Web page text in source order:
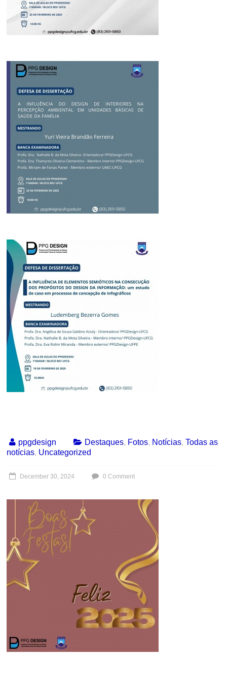
ppgdesign Destaques, Fotos, Notícias,Todas as
notícias, Uncategorized
December 30, 2024 0 Comment